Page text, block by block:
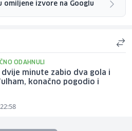
omiljene izvore na Googlu
ODAHNULI
dvije minute zabio dva gola i
konačno pogodio i